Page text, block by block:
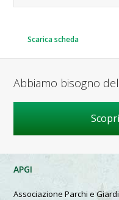
Scarica scheda
Abbiamo bisogno
APGI
Associazione Parchi e